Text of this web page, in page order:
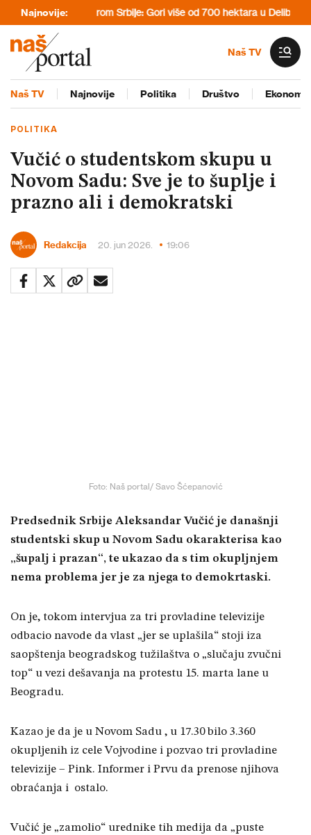
Najnovije:
požari širom Srbije: Gori više od 700 hektara u Deliblatskoj
Naš TV
Naš TV Najnovije Politika Društvo
POLITIKA
Vučić o studentskom skupu u
Novom Sadu: Sve je to šuplje i
prazno ali i demokratski
Redakcija 20. jun 2026. 19:06
Foto: Naš portal/ Savo Šćepanović
Predsednik Srbije Aleksandar Vučić je današnji
studentski skup u Novom Sadu okarakterisa kao
„šupalj i prazan“, te ukazao da s tim okupljnjem
nema problema jer je za njega to demokrtaski.
On je, tokom intervjua za tri provladine televizije
odbacio navode da vlast „jer se uplašila“ stoji iza
saopštenja beogradskog tužilaštva o „slučaju zvučni
top“ u vezi dešavanja na protestu 15. marta lane u
Beogradu.
Kazao je da je u Novom Sadu , u 17.30 bilo 3.360
okupljenih iz cele Vojvodine i pozvao tri provladine
televizije – Pink. Informer i Prvu da prenose njihova
obraćanja i ostalo.
Vučić je „zamolio“ urednike tih medija da „puste